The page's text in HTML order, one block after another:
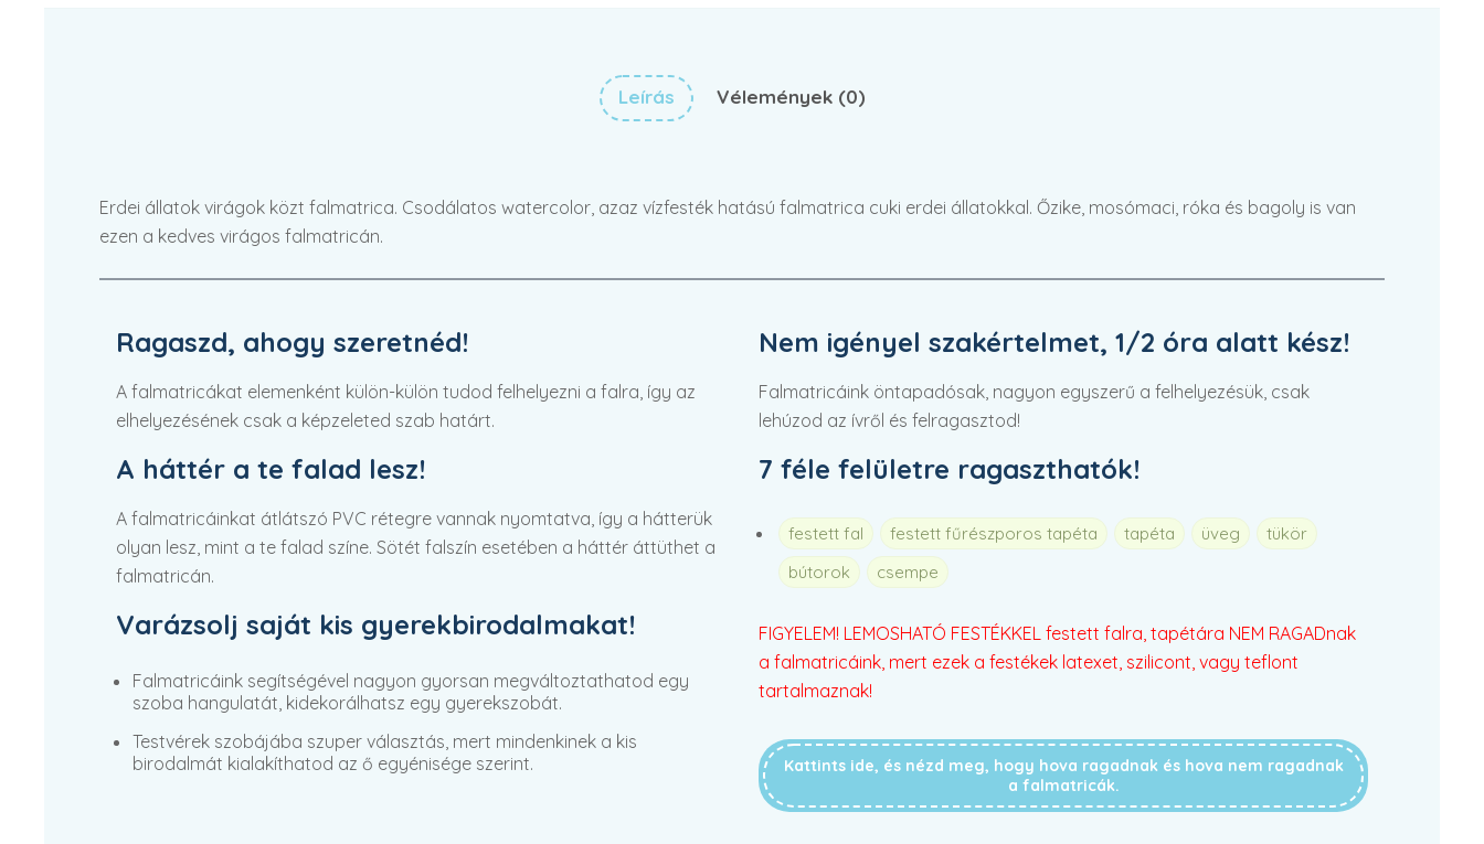
Leírás Vélemények (0)
Erdei állatok virágok közt falmatrica. Csodálatos watercolor, azaz vízfesték hatású falmatrica cuki erdei állatokkal. Őzike, mosómaci, róka és bagoly is van
ezen a kedves virágos falmatricán.
Ragaszd, ahogy szeretnéd!
A falmatricákat elemenként külön-külön tudod felhelyezni a falra, így az
elhelyezésének csak a képzeleted szab határt.
A háttér a te falad lesz!
A falmatricáinkat átlátszó PVC rétegre vannak nyomtatva, így a hátterük
olyan lesz, mint a te falad színe. Sötét falszín esetében a háttér áttüthet a
falmatricán.
Varázsolj saját kis gyerekbirodalmakat!
Falmatricáink segítségével nagyon gyorsan megváltoztathatod egy
szoba hangulatát, kidekorálhatsz egy gyerekszobát.
Testvérek szobájába szuper választás, mert mindenkinek a kis
birodalmát kialakíthatod az ő egyénisége szerint.
Nem igényel szakértelmet, 1/2 óra alatt kész!
Falmatricáink öntapadósak, nagyon egyszerű a felhelyezésük, csak
lehúzod az ívről és felragasztod!
7 féle felületre ragaszthatók!
festett fal festett fűrészporos tapéta tapéta üveg
tükör
bútorok
csempe
FIGYELEM! LEMOSHATÓ FESTÉKKEL festett falra, tapétára NEM RAGADnak
a falmatricáink, mert ezek a festékek latexet, szilicont, vagy teflont
tartalmaznak!
Kattints ide, és nézd meg, hogy hova ragadnak és hova nem ragadnak
a falmatricák.